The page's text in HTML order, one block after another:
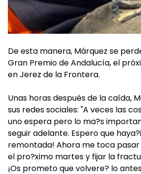
De esta manera, Márquez se
Gran Premio de Andalucía, el
en Jerez de la Frontera.
Unas horas después de la caída,
sus redes sociales: "A veces las
uno espera pero lo ma?s
seguir adelante. Espero que
remontada! Ahora me toca
el pro?ximo martes y fijar la
¡Os prometo que volvere? lo